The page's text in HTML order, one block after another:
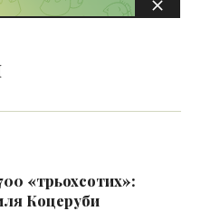
«трьохсотих»:
Коцеруби